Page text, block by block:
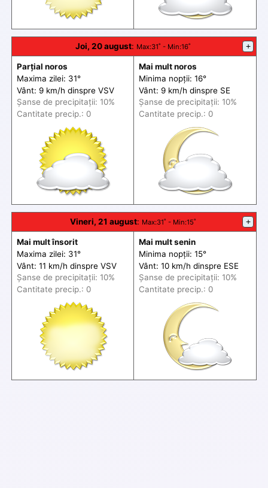
Joi, 20 august: Max:31˚ - Min:16˚ +
Parțial noros
Maxima zilei: 31°
Vânt: 9 km/h dinspre VSV
Șanse de precipitații: 10%
Cantitate precip.: 0
Mai mult noros
Minima nopții: 16°
Vânt: 9 km/h dinspre SE
Șanse de precipitații: 10%
Cantitate precip.: 0
Vineri, 21 august: Max:31˚ - Min:15˚ +
Mai mult însorit
Maxima zilei: 31°
Vânt: 11 km/h dinspre VSV
Șanse de precipitații: 10%
Cantitate precip.: 0
Mai mult senin
Minima nopții: 15°
Vânt: 10 km/h dinspre ESE
Șanse de precipitații: 10%
Cantitate precip.: 0